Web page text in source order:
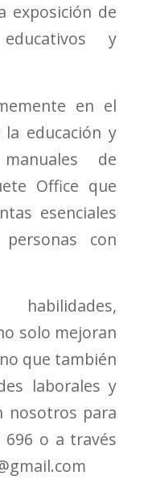
exposición de
y
en el
educación y
de
Office que
esenciales
con
solo mejoran
que también
laborales y
nosotros para
696 o a través